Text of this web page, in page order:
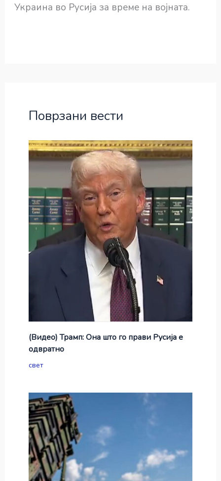
Украина во Русија за време на војната.
Поврзани вести
(Видео) Трамп: Она што го прави Русија е
одвратно
свет